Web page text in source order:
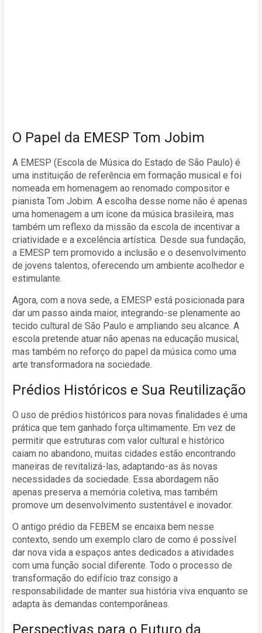
O Papel da EMESP Tom Jobim
A EMESP (Escola de Música do Estado de São Paulo) é
uma instituição de referência em formação musical e foi
nomeada em homenagem ao renomado compositor e
pianista Tom Jobim. A escolha desse nome não é apenas
uma homenagem a um ícone da música brasileira, mas
também um reflexo da missão da escola de incentivar a
criatividade e a excelência artística. Desde sua fundação,
a EMESP tem promovido a inclusão e o desenvolvimento
de jovens talentos, oferecendo um ambiente acolhedor e
estimulante.
Agora, com a nova sede, a EMESP está posicionada para
dar um passo ainda maior, integrando-se plenamente ao
tecido cultural de São Paulo e ampliando seu alcance. A
escola pretende atuar não apenas na educação musical,
mas também no reforço do papel da música como uma
arte transformadora na sociedade.
Prédios Históricos e Sua Reutilização
O uso de prédios históricos para novas finalidades é uma
prática que tem ganhado força ultimamente. Em vez de
permitir que estruturas com valor cultural e histórico
caiam no abandono, muitas cidades estão encontrando
maneiras de revitalizá-las, adaptando-as às novas
necessidades da sociedade. Essa abordagem não
apenas preserva a memória coletiva, mas também
promove um desenvolvimento sustentável e inovador.
O antigo prédio da FEBEM se encaixa bem nesse
contexto, sendo um exemplo claro de como é possível
dar nova vida a espaços antes dedicados a atividades
com uma função social diferente. Todo o processo de
transformação do edifício traz consigo a
responsabilidade de manter sua história viva enquanto se
adapta às demandas contemporâneas.
Perspectivas para o Futuro da